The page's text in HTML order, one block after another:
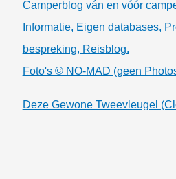
Camperblog ván en vóór
Informatie, Eigen databases,
bespreking, Reisblog.
Foto's © NO-MAD (geen
Deze Gewone Tweevleugel